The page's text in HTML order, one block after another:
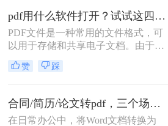
什么软件呢？下面将为您推荐几款最
佳软件，让您轻松实现PDF转Word的
需求。
pdf用什么软件打开？试试这四种方法！
PDF文件是一种常用的文件格式，可
以用于存储和共享电子文档。由于其
广泛的应用，了解下pdf用什么软件打
开变得非常重要。本文将介绍多种打
读器、在线网站、使用Word文档等，
并给出相应的操作指南。
赞 踩
合同/简历/论文转pdf，三个场景各自用什么方法快！
在日常办公中，将Word文档转换为